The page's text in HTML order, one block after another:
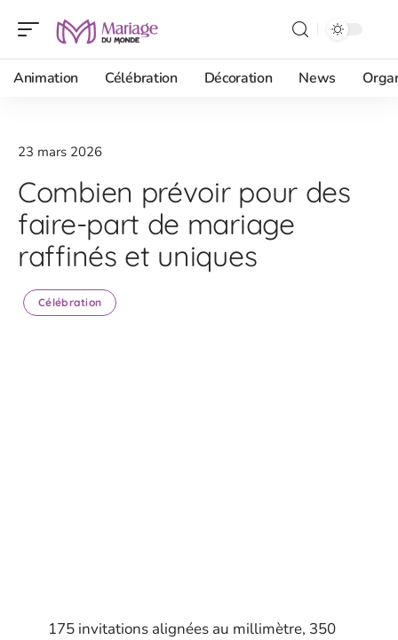
Animation Célébration Décoration News
23 mars 2026
Combien prévoir pour des
faire-part de mariage
raffinés et uniques
Célébration
175 invitations alignées au millimètre, 350